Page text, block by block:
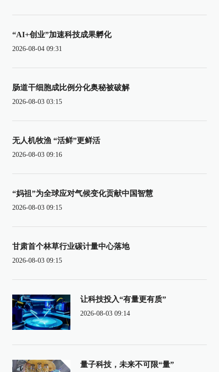
“AI+创业”加速科技成果孵化
2026-08-04 09:31
肠道干细胞成比例分化奥秘被破解
2026-08-03 03:15
无人机牧渔 “活鲜”更鲜活
2026-08-03 09:16
“妈祖”为全球应对气候变化贡献中国智慧
2026-08-03 09:15
甘肃首个林草行业碳计量中心落地
2026-08-03 09:15
让科技投入“有量更有质”
2026-08-03 09:14
量子科技，未来不可限“量”